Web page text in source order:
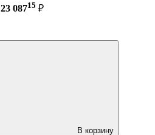
23 08715 ₽
В корзину